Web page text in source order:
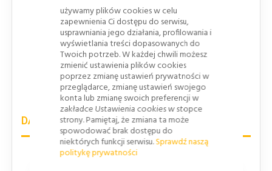
używamy plików cookies w celu
zapewnienia Ci dostępu do serwisu,
usprawniania jego działania, profilowania i
wyświetlania treści dopasowanych do
Twoich potrzeb. W każdej chwili możesz
zmienić ustawienia plików cookies
poprzez zmianę ustawień prywatności w
przeglądarce, zmianę ustawień swojego
konta lub zmianę swoich preferencji w
zakładce Ustawienia cookies w stopce
strony. Pamiętaj, że zmiana ta może
spowodować brak dostępu do
niektórych funkcji serwisu.Sprawdź naszą
politykę prywatności
sprawia niebezpieczeństwa uszkodzenia ciała
razie stłuczenia w przeciwieństwie do
niebezpiecznych luster szklanych.
Lustra sklepowe pomagają weliminacji
"martwych punktówzwiększają pole widzenia
personelu.
DANE TECHNICZNE